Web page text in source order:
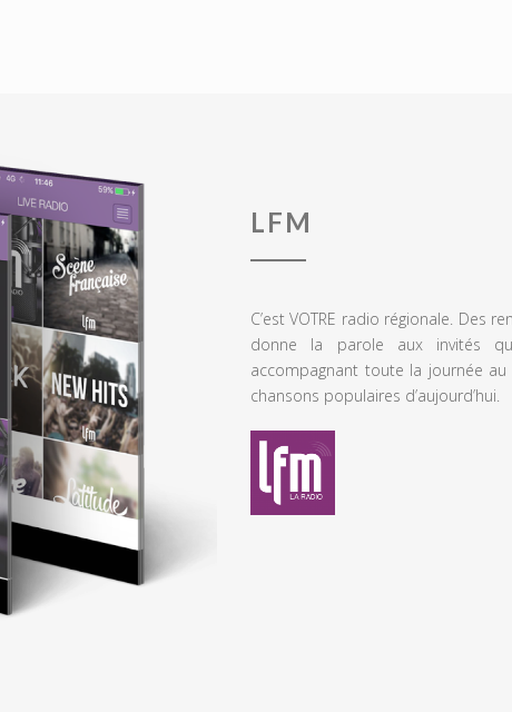
LFM
C’est VOTRE radio régionale. Des
donne la parole aux invités
accompagnant toute la journée
chansons populaires d’aujourd’hui.